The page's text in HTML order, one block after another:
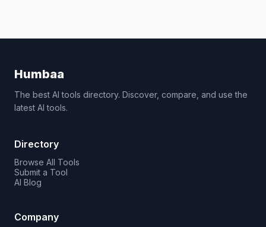
Humbaa
The best AI tools directory. Discover, compare, and use the
latest AI tools.
Directory
Browse All Tools
Submit a Tool
AI Blog
Company